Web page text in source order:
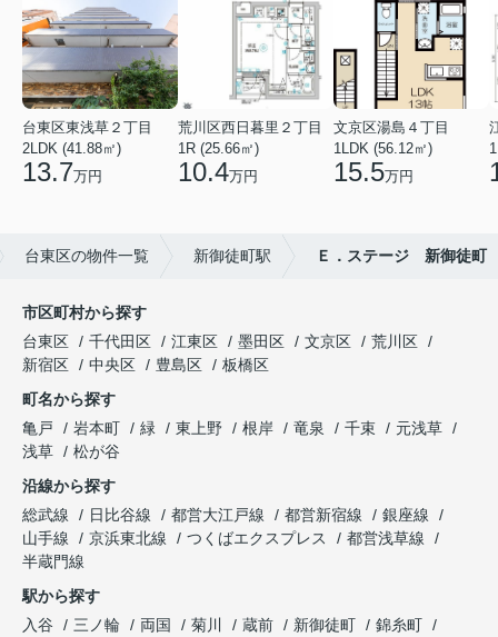
台東区東浅草２丁目
2LDK (41.88㎡)
13.7万円
荒川区西日暮里２丁目
1R (25.66㎡)
10.4万円
文京区湯島４丁目
1LDK (56.12㎡)
15.5万円
台東区の物件一覧 新御徒町駅 Ｅ．ステージ 新御徒町
市区町村から探す
台東区
千代田区 江東区 墨田区 文京区
荒川区
新宿区
中央区 豊島区
板橋区
町名から探す
亀戸
岩本町 緑 東上野 根岸 竜泉 千束
元浅草
浅草
松が谷
沿線から探す
総武線
日比谷線 都営大江戸線 都営新宿線
銀座線
山手線
京浜東北線 つくばエクスプレス
都営浅草線
半蔵門線
駅から探す
入谷
三ノ輪 両国 菊川 蔵前 新御徒町
錦糸町